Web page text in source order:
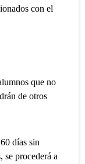
con el
que no
de otros
días sin
se procederá a